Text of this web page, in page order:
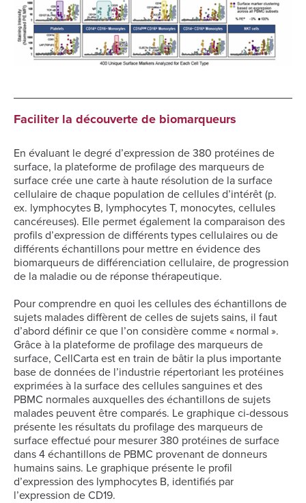
Faciliter la découverte de biomarqueurs
En évaluant le degré d’expression de 380 protéines de
surface, la plateforme de profilage des marqueurs de
surface crée une carte à haute résolution de la surface
cellulaire de chaque population de cellules d’intérêt (p.
ex. lymphocytes B, lymphocytes T, monocytes, cellules
cancéreuses). Elle permet également la comparaison des
profils d’expression de différents types cellulaires ou de
différents échantillons pour mettre en évidence des
biomarqueurs de différenciation cellulaire, de progression
de la maladie ou de réponse thérapeutique.
Pour comprendre en quoi les cellules des échantillons de
sujets malades diffèrent de celles de sujets sains, il faut
d’abord définir ce que l’on considère comme « normal ».
Grâce à la plateforme de profilage des marqueurs de
surface, CellCarta est en train de bâtir la plus importante
base de données de l’industrie répertoriant les protéines
exprimées à la surface des cellules sanguines et des
PBMC normales auxquelles des échantillons de sujets
malades peuvent être comparés. Le graphique ci-dessous
présente les résultats du profilage des marqueurs de
surface effectué pour mesurer 380 protéines de surface
dans 4 échantillons de PBMC provenant de donneurs
humains sains. Le graphique présente le profil
d’expression des lymphocytes B, identifiés par
l’expression de CD19.